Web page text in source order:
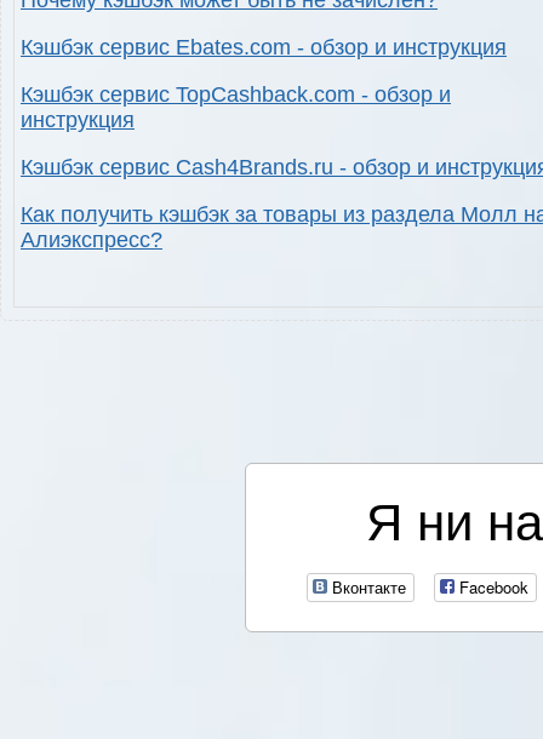
Кэшбэк сервис Ebates.com - обзор и инструкция
Кэшбэк сервис TopCashback.com - обзор и
инструкция
Кэшбэк сервис Cash4Brands.ru - обзор и
Как получить кэшбэк за товары из раздела Молл
Алиэкспресс?
Я ни
Вконтакте Facebook